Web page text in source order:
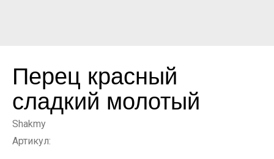
Перец красный
сладкий молотый
Shakmy
Артикул: